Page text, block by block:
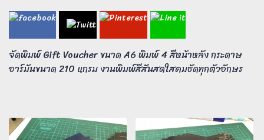
จัดพิมพ์ Gift Voucher ขนาด A6 พิมพ์ 4 สีหน้าหลัง กระดาษ
อาร์มันขนาด 210 แกรม งานพิมพ์สีสันสดใสคมชัดทุกตัวอักษร